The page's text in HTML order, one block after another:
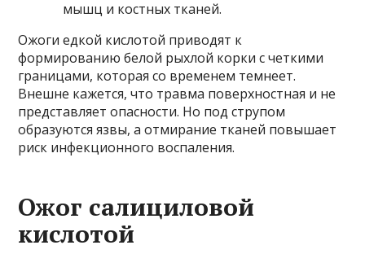
мышц и костных тканей.
Ожоги едкой кислотой приводят к
формированию белой рыхлой корки с четкими
границами, которая со временем темнеет.
Внешне кажется, что травма поверхностная и не
представляет опасности. Но под струпом
образуются язвы, а отмирание тканей повышает
риск инфекционного воспаления.
Ожог салициловой
кислотой